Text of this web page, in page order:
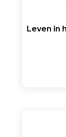
Leven in